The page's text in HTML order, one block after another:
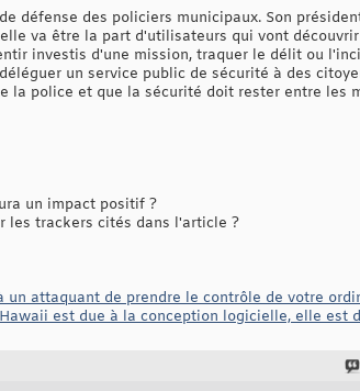
défense des policiers municipaux. Son
va être la part d'utilisateurs qui vont
investis d'une mission, traquer le délit ou
un service public de sécurité à des
police et que la sécurité doit rester entre les
un impact positif ?
les trackers cités dans l'article ?
attaquant de prendre le contrôle de votre
est due à la conception logicielle, elle est